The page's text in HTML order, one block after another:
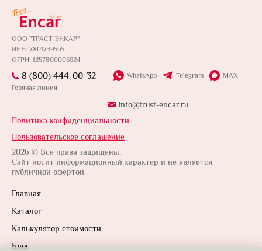
ООО "ТРАСТ ЭНКАР"
ИНН: 7801739565
ОГРН: 1257800005924
Политика конфиденциальности
Пользовательское соглашение
2026 © Все права защищены.
Сайт носит информационный характер и не является
публичной офертой.
Главная
Каталог
Калькулятор стоимости
Блог
8 (800) 444-00-32
Горячая линия
WhatsApp Telegram MAX
info@trust-encar.ru